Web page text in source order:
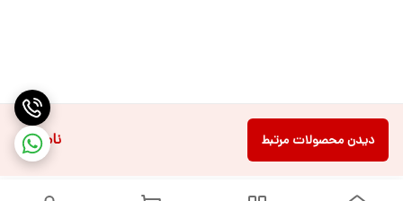
ناموجود دیدن محصولات مرتبط